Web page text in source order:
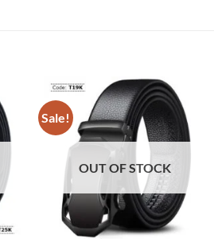
Sale!
OUT OF STOCK